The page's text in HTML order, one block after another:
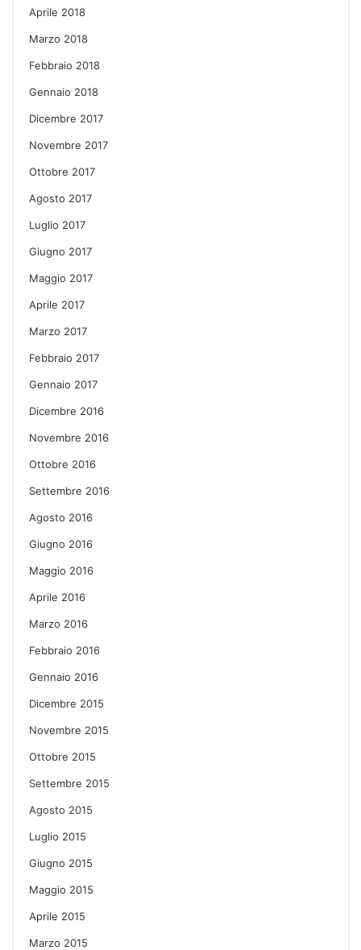
Aprile 2018
Marzo 2018
Febbraio 2018
Gennaio 2018
Dicembre 2017
Novembre 2017
Ottobre 2017
Agosto 2017
Luglio 2017
Giugno 2017
Maggio 2017
Aprile 2017
Marzo 2017
Febbraio 2017
Gennaio 2017
Dicembre 2016
Novembre 2016
Ottobre 2016
Settembre 2016
Agosto 2016
Giugno 2016
Maggio 2016
Aprile 2016
Marzo 2016
Febbraio 2016
Gennaio 2016
Dicembre 2015
Novembre 2015
Ottobre 2015
Settembre 2015
Agosto 2015
Luglio 2015
Giugno 2015
Maggio 2015
Aprile 2015
Marzo 2015